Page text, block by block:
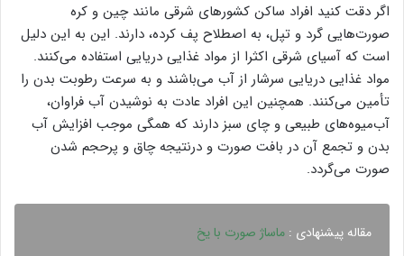
اگر دقت کنید افراد ساکن کشورهای شرقی مانند چین و کره
صورت‌هایی گرد و تپل، به اصطلاح پف کرده، دارند. این به این دلیل
است که آسیای شرقی اکثرا از مواد غذایی دریایی استفاده می‌کنند.
مواد غذایی دریایی سرشار از آب می‌باشند و به سرعت رطوبت بدن را
تأمین می‌کنند. همچنین این افراد عادت به نوشیدن آب فراوان،
آب‌میوه‌های طبیعی و چای سبز دارند که همگی موجب افزایش آب
بدن و تجمع آن در بافت صورت و درنتیجه چاق و پرحجم شدن
صورت می‌گردد.
مقاله پیشنهادی : ماساژ صورت با یخ